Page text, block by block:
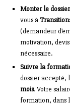
Monter le
vous à
(demandeur
motivation,
nécessaire.
Suivre la
dossier accepté,
mois. Votre
formation, dans